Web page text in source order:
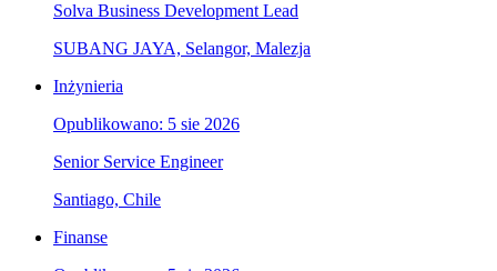
Solva Business Development Lead
SUBANG JAYA, Selangor, Malezja
Inżynieria
Opublikowano: 5 sie 2026
Senior Service Engineer
Santiago, Chile
Finanse